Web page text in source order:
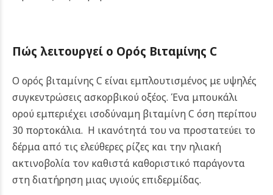
Πώς λειτουργεί ο Ορός Βιταμίνης C
Ο ορός βιταμίνης C είναι εμπλουτισμένος με υψηλές
συγκεντρώσεις ασκορβικού οξέος. Ένα μπουκάλι
ορού εμπεριέχει ισοδύναμη βιταμίνη C όση περίπου
30 πορτοκάλια. Η ικανότητά του να προστατεύει το
δέρμα από τις ελεύθερες ρίζες και την ηλιακή
ακτινοβολία τον καθιστά καθοριστικό παράγοντα
στη διατήρηση μιας υγιούς επιδερμίδας.